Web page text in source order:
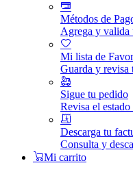
Métodos de
Agrega y valida
Mi lista de
Guarda y revisa
Sigue tu pedido
Revisa el
Descarga tu
Consulta y
Mi carrito